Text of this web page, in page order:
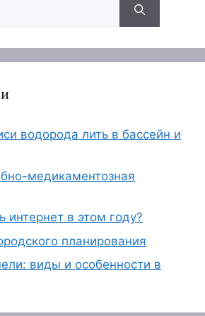
водорода лить в бассейн и
медикаментозная
интернет в этом году?
планирования
виды и особенности в